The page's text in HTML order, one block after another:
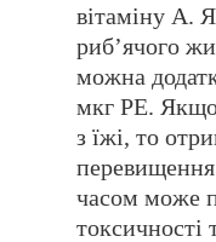
вітаміну А.
рибʼячого
можна
мкг РЕ. Якщо
з їжі, то
часом може
токсичності